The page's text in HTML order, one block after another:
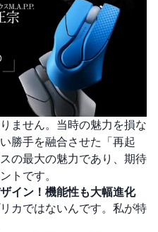
ません。当時の魅力を損な
勝手を融合させた「再起
の最大の魅力であり、期待
トです。
イン！機能性も大幅進化
カではないんです。私が特